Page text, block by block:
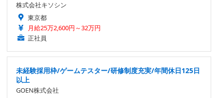
株式会社キソシン
東京都
月給25万2,600円～32万円
正社員
未経験採用枠/ゲームテスター/研修制度充実/年間休日125日
以上
GOEN株式会社